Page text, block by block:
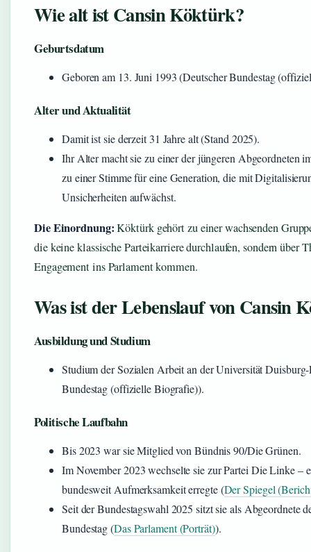
Wie alt ist Cansin Köktürk?
Geburtsdatum
Geboren am 13. Juni 1993 (Deutscher Bundestag
Alter und Aktualität
Damit ist sie derzeit 31 Jahre alt (Stand 2025).
Ihr Alter macht sie zu einer der jüngeren Abgeordneten
zu einer Stimme für eine Generation, die mit
Unsicherheiten aufwächst.
Die Einordnung:Köktürk gehört zu einer wachsenden
die keine klassische Parteikarriere durchlaufen, sondern über
Engagement ins Parlament kommen.
Was ist der Lebenslauf von Cansin
Ausbildung und Studium
Studium der Sozialen Arbeit an der Universität
Bundestag (offizielle Biografie)).
Politische Laufbahn
Bis 2023 war sie Mitglied von Bündnis 90/Die Grünen.
Im November 2023 wechselte sie zur Partei Die Linke –
bundesweit Aufmerksamkeit erregte (Der Spiegel
Seit der Bundestagswahl 2025 sitzt sie als Abgeordnete
Bundestag (Das Parlament (Porträt)).